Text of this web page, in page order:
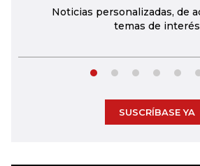
Noticias personalizadas, de
temas de interés
SUSCRÍBASE YA